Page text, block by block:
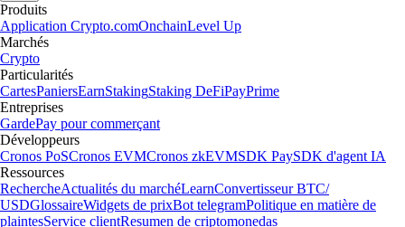
Produits
Application Crypto.comOnchainLevel Up
Marchés
Crypto
Particularités
CartesPaniersEarnStakingStaking DeFiPayPrime
Entreprises
GardePay pour commerçant
Développeurs
Cronos PoSCronos EVMCronos zkEVMSDK PaySDK d'agent IA
Ressources
RechercheActualités du marchéLearnConvertisseur BTC/
USDGlossaireWidgets de prixBot telegramPolitique en matière de
plaintesService clientResumen de criptomonedas